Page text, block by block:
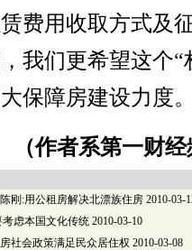
费用收取方式及
们更希望这个“
保障房建设力度
（作者系第一财
刚:用公租房解决北漂族住房 2010-03-
虑本国文化传统 2010-03-10
社会政策满足民众居住权 2010-03-08